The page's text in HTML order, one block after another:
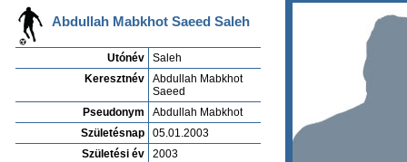
Abdullah Mabkhot Saeed Saleh
Utónév
Saleh
Keresztnév
Abdullah Mabkhot
Saeed
Pseudonym
Abdullah Mabkhot
Születésnap
05.01.2003
Születési év
2003